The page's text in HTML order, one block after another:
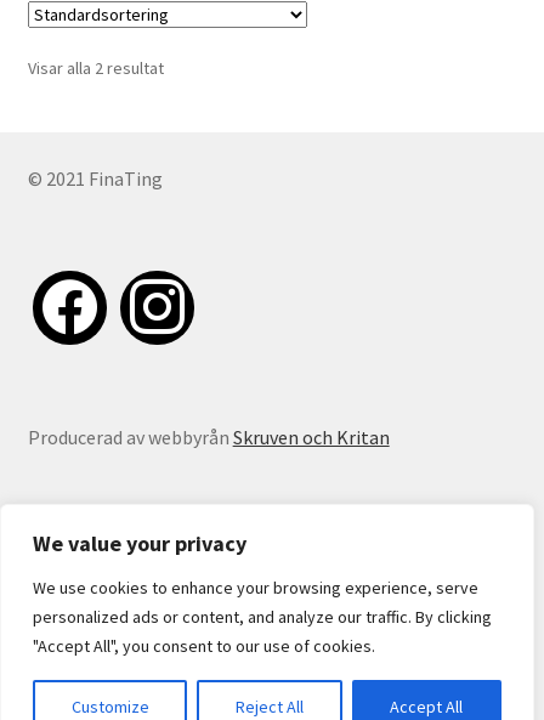
We value your privacy
We use cookies to enhance your browsing experience, serve
personalized ads or content, and analyze our traffic. By clicking
"Accept All", you consent to our use of cookies.
Customize Reject All Accept All
Visar alla 2 resultat
© 2021 FinaTing
facebook instagram
Producerad av webbyrån Skruven och Kritan
© Fina Ting 2026
Information
Byggt med WooCommerce.